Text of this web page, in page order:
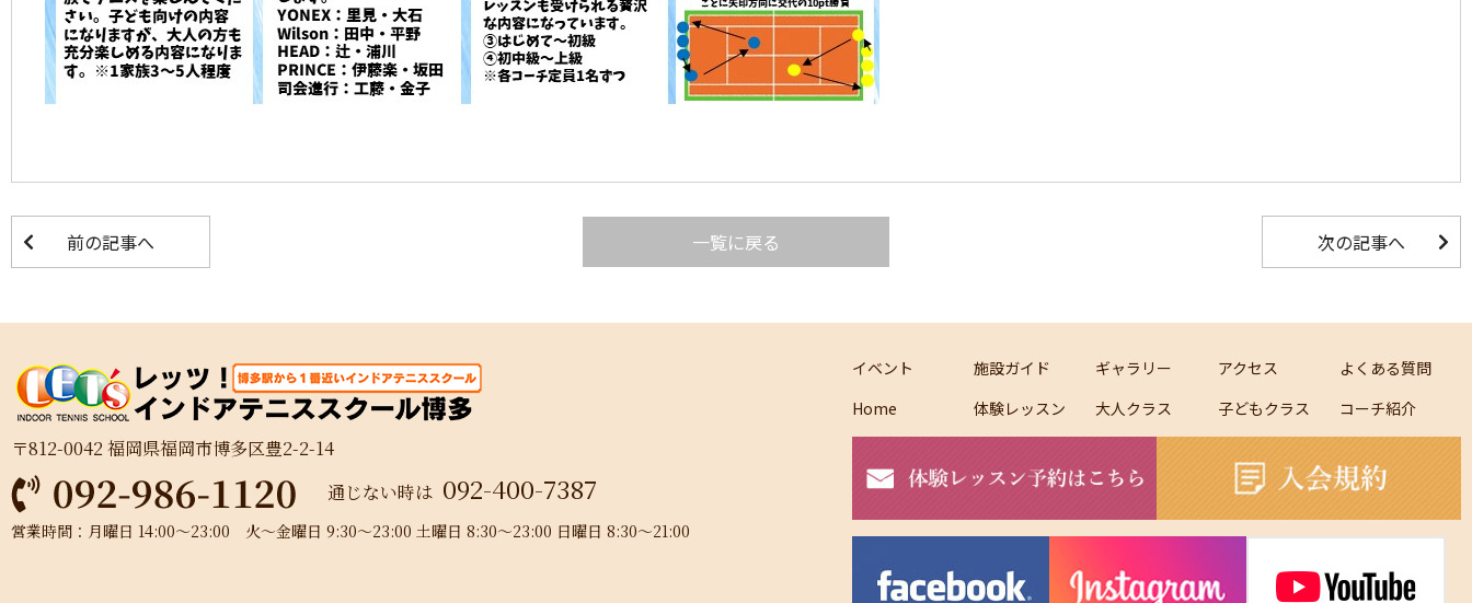
前の記事へ 一覧に戻る 次の記事へ
〒812-0042 福岡県福岡市博多区豊2-2-14
通じない時は 092-400-7387
営業時間：月曜日 14:00～23:00 火～金曜日 9:30～23:00 土曜日 8:30～23:00 日曜日 8:30～21:00
イベント 施設ガイド ギャラリー アクセス
よくある質問
Home
体験レッスン 大人クラス 子どもクラス コーチ紹介